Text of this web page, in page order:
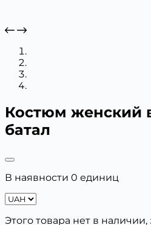
Костюм женский
батал
В наявности 0 единиц
Этого товара нет в наличии,